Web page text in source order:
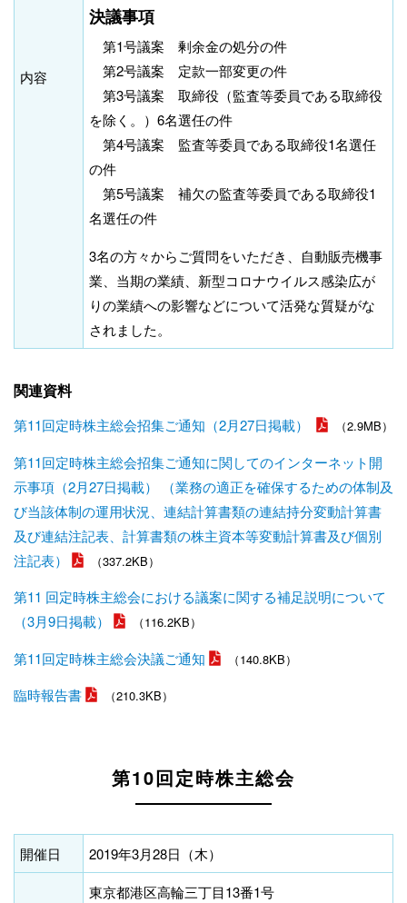
内容
決議事項
第1号議案 剰余金の処分の件
第2号議案 定款一部変更の件
第3号議案 取締役（監査等委員である取締役
を除く。）6名選任の件
第4号議案 監査等委員である取締役1名選任
の件
第5号議案 補欠の監査等委員である取締役1
名選任の件
3名の方々からご質問をいただき、自動販売機事
業、当期の業績、新型コロナウイルス感染広が
りの業績への影響などについて活発な質疑がな
されました。
関連資料
第11回定時株主総会招集ご通知（2月27日掲載） （2.9MB）
第11回定時株主総会招集ご通知に関してのインターネット開
示事項（2月27日掲載） （業務の適正を確保するための体制及
び当該体制の運用状況、連結計算書類の連結持分変動計算書
及び連結注記表、計算書類の株主資本等変動計算書及び個別
注記表）
（337.2KB）
第11 回定時株主総会における議案に関する補足説明について
（3月9日掲載）
（116.2KB）
第11回定時株主総会決議ご通知 （140.8KB）
臨時報告書 （210.3KB）
第10回定時株主総会
開催日 2019年3月28日（木）
東京都港区高輪三丁目13番1号